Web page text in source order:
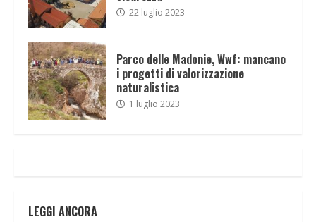
22 luglio 2023
Parco delle Madonie, Wwf: mancano
i progetti di valorizzazione
naturalistica
1 luglio 2023
LEGGI ANCORA